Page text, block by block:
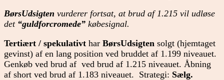
BørsUdsigten vurderer fortsat, at brud af 1.215 vil udløse
det “guldforcromede” købesignal.
Tertiært / spekulativt har BørsUdsigten solgt (hjemtaget
gevinst) af en lang position ved bruddet af 1.199 niveauet.
Genkøb ved brud af ved brud af 1.215 niveauet. Åbning
af short ved brud af 1.183 niveauet. Strategi: Sælg.